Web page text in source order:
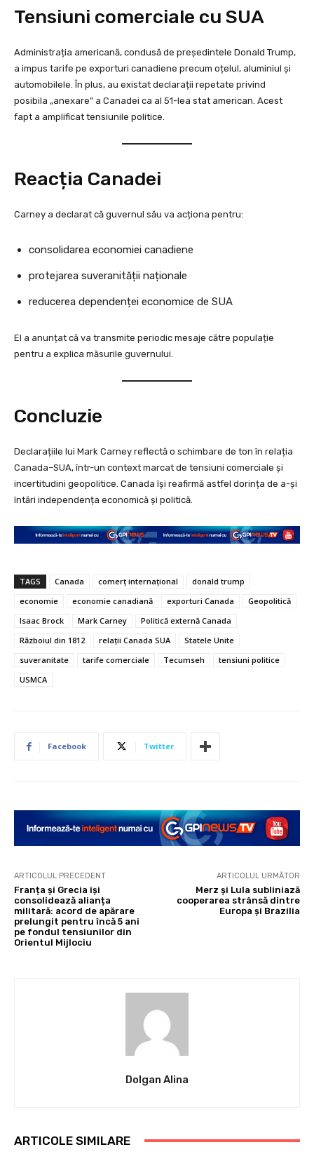
Tensiuni comerciale cu SUA
Administrația americană, condusă de președintele Donald Trump,
a impus tarife pe exporturi canadiene precum oțelul, aluminiul și
automobilele. În plus, au existat declarații repetate privind
posibila „anexare” a Canadei ca al 51-lea stat american. Acest
fapt a amplificat tensiunile politice.
Reacția Canadei
Carney a declarat că guvernul său va acționa pentru:
consolidarea economiei canadiene
protejarea suveranității naționale
reducerea dependenței economice de SUA
El a anunțat că va transmite periodic mesaje către populație
pentru a explica măsurile guvernului.
Concluzie
Declarațiile lui Mark Carney reflectă o schimbare de ton în relația
Canada–SUA, într-un context marcat de tensiuni comerciale și
incertitudini geopolitice. Canada își reafirmă astfel dorința de a-și
întări independența economică și politică.
TAGS Canada comerț internațional
donald trump
economie
economie canadiană exporturi Canada
Geopolitică
Isaac Brock
Mark Carney
Politică externă Canada
Războiul din 1812
relații Canada SUA
Statele Unite
suveranitate
tarife comerciale Tecumseh
tensiuni politice
USMCA
Facebook Twitter
ARTICOLUL PRECEDENT
Franța și Grecia își
consolidează alianța
militară: acord de apărare
prelungit pentru încă 5 ani
pe fondul tensiunilor din
Orientul Mijlociu
ARTICOLUL URMĂTOR
Merz și Lula subliniază
cooperarea strânsă dintre
Europa și Brazilia
Dolgan Alina
ARTICOLE SIMILARE